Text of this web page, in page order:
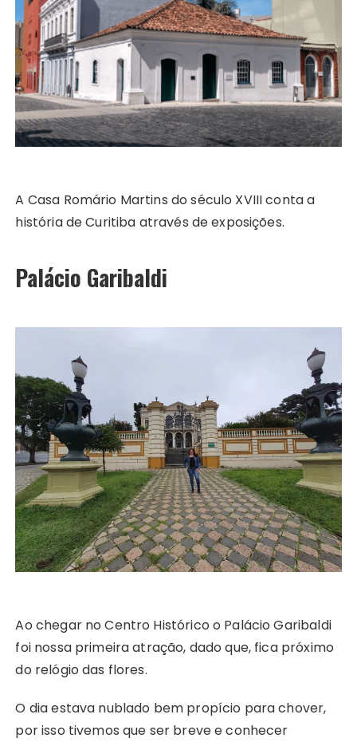
A Casa Romário Martins do século XVIII conta a
história de Curitiba através de exposições.
Palácio Garibaldi
Ao chegar no Centro Histórico o Palácio Garibaldi
foi nossa primeira atração, dado que, fica próximo
do relógio das flores.
O dia estava nublado bem propício para chover,
por isso tivemos que ser breve e conhecer